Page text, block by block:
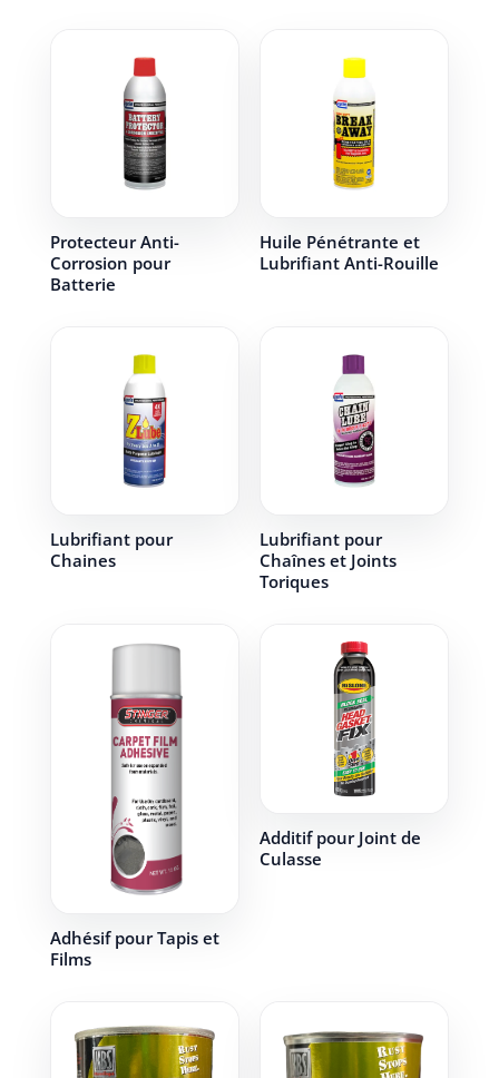
Protecteur Anti-
Corrosion pour
Batterie
Huile Pénétrante et
Lubrifiant Anti-Rouille
Lubrifiant pour
Chaines
Lubrifiant pour
Chaînes et Joints
Toriques
Adhésif pour Tapis et
Films
Additif pour Joint de
Culasse